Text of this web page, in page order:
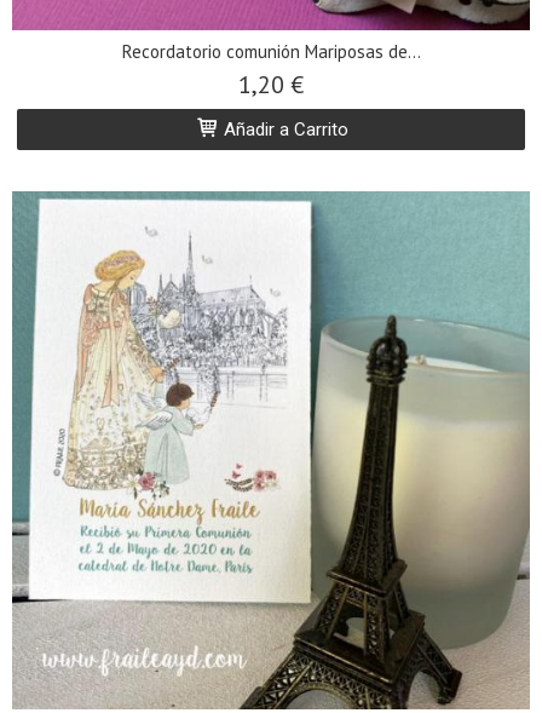
Recordatorio comunión Mariposas de...
1,20 €
Añadir a Carrito